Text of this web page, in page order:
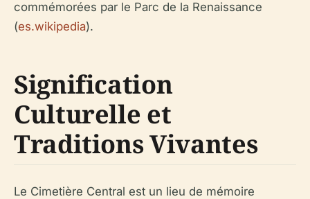
commémorées par le Parc de la Renaissance
(es.wikipedia).
Signification
Culturelle et
Traditions Vivantes
Le Cimetière Central est un lieu de mémoire